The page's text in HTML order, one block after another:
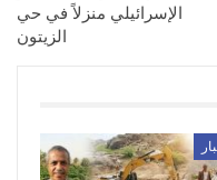
الإسرائيلي منزلاً في حي
الزيتون